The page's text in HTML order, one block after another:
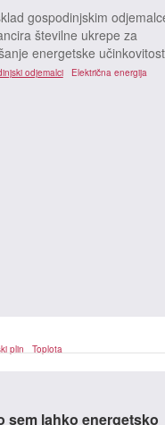
gospodinjskim
številne ukrepe za
energetske
odjemalci Električna energija
plin Toplota
sem lahko energetsko